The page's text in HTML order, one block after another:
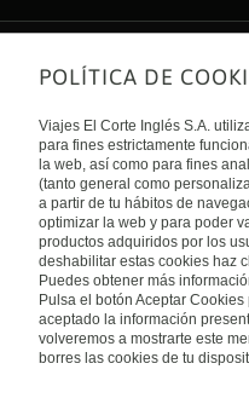
Sobre nosotros
Quiénes somos
Financiación
Sostenibilidad
Turismo accesible
Tarjeta El Corte Inglés
Trabaja con nosotros
El Corte Inglés
Canal Ético
Enlaces de interés
Guías de viaje
Catálogos
Auto check-in
Condiciones Generales
Política de privacidad
Política de cookies
Accesibilidad
Empresas/ Grupos
Internacional
España
Visita nuestro blog
Blog de Viajes el Corte
POLÍTICA DE
Viajes El Corte Inglés S.A.
para fines estrictamente
la web, así como para fines
(tanto general como
a partir de tu hábitos de
optimizar la web y para poder
productos adquiridos por los
deshabilitar estas cookies haz
Puedes obtener más
Pulsa el botón Aceptar
aceptado la información
volveremos a mostrarte este
borres las cookies de tu